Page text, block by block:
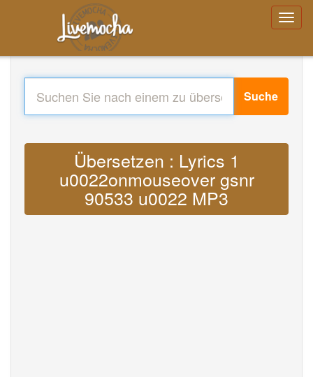
Suche
Übersetzen : Lyrics 1
u0022onmouseover gsnr
90533 u0022 MP3